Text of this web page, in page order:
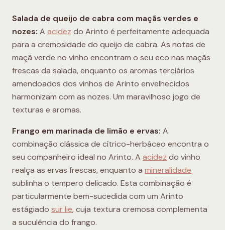
Salada de queijo de cabra com maçãs verdes e
nozes: A acidez do Arinto é perfeitamente adequada
para a cremosidade do queijo de cabra. As notas de
maçã verde no vinho encontram o seu eco nas maçãs
frescas da salada, enquanto os aromas terciários
amendoados dos vinhos de Arinto envelhecidos
harmonizam com as nozes. Um maravilhoso jogo de
texturas e aromas.
Frango em marinada de limão e ervas: A
combinação clássica de cítrico-herbáceo encontra o
seu companheiro ideal no Arinto. A acidez do vinho
realça as ervas frescas, enquanto a mineralidade
sublinha o tempero delicado. Esta combinação é
particularmente bem-sucedida com um Arinto
estágiado sur lie, cuja textura cremosa complementa
a suculência do frango.